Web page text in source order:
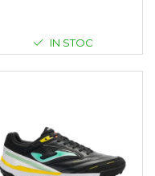
IN STOC